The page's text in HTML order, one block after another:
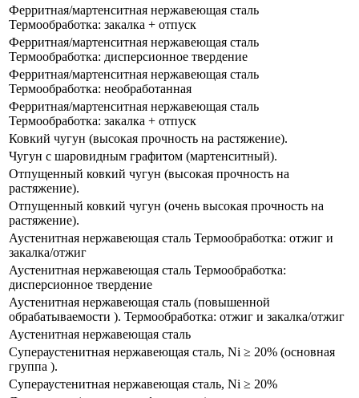
Ферритная/мартенситная нержавеющая сталь
Термообработка: закалка + отпуск
Ферритная/мартенситная нержавеющая сталь
Термообработка: дисперсионное твердение
Ферритная/мартенситная нержавеющая сталь
Термообработка: необработанная
Ферритная/мартенситная нержавеющая сталь
Термообработка: закалка + отпуск
Ковкий чугун​ (высокая прочность на растяжение).
Чугун с шаровидным графитом (мартенситный).
Отпущенный ковкий чугун (высокая прочность на
растяжение​).
Отпущенный ковкий чугун (​очень высокая прочность на
растяжение).
Аустенитная нержавеющая сталь Термообработка: отжиг и
закалка/отжиг
Аустенитная нержавеющая сталь Термообработка:
дисперсионное твердение
Аустенитная нержавеющая сталь (повышенной
обрабатываемости ). Термообработка: отжиг и закалка/отжиг​
Аустенитная нержавеющая сталь
​Супераустенитная нержавеющая сталь, Ni ≥ 20% (основная
группа​ ​).
​Супераустенитная нержавеющая сталь, Ni ≥ 20%